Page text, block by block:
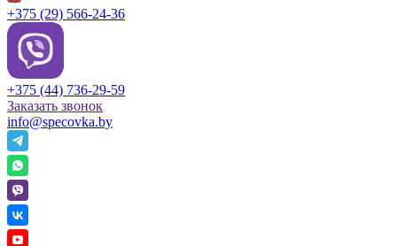
+375 (29) 566-24-36
+375 (44) 736-29-59
Заказать звонок
info@specovka.by